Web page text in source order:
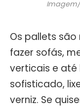
Os pallets
fazer sofás,
verticais e até
sofisticado,
verniz. Se